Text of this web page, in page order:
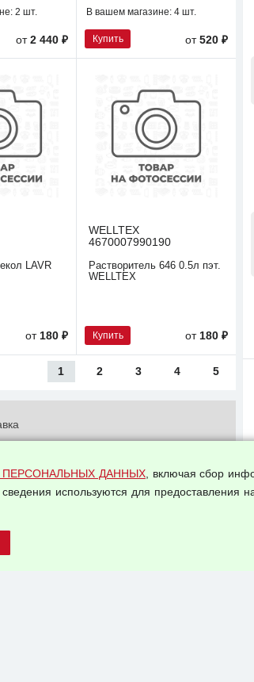
2 шт.
от2 440 ₽
В вашем магазине: 4 шт.
Купить от 520 ₽
LAVR
от180 ₽
WELLTEX
4670007990190
Растворитель 646 0.5л пэт.
WELLTEX
Купить от 180 ₽
1 2 3 4 5
и возвраты
ДАННЫХ, включая сбор
используются для предоставления